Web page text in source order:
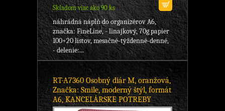
Skladom viac ako 90 ks
náhrádná náplň do organizérov A6,
značka: FineLine, - linajkový, 70g papier
100+20 listov, mesačné-týždenné-denné,
- delenie:...
RT-A7360 Osobný diár M, oranžová,
Značka: Smile, moderný štýl, formát
A6, KANCELÁRSKE POTREBY